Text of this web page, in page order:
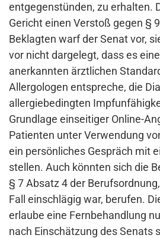
entgegenstünden, zu erhalten.
Gericht einen Verstoß gegen §
Beklagten warf der Senat vor,
vor nicht dargelegt, dass es
anerkannten ärztlichen
Allergologen entspreche, die
allergiebedingten
Grundlage einseitiger Online-
Patienten unter Verwendung
ein persönliches Gespräch mit
stellen. Auch könnten sich die
§ 7 Absatz 4 der
Fall einschlägig war, berufen.
erlaube eine Fernbehandlung
nach Einschätzung des Senats